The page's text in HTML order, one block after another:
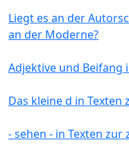
Liegt es an der
an der Moderne?
Adjektive und Beifang
Das kleine d in
- sehen - in Texten